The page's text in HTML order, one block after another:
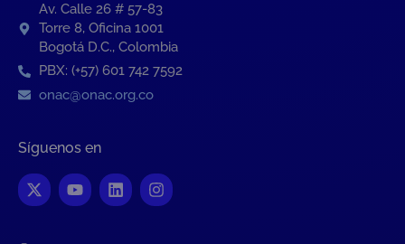
Av. Calle 26 # 57-83
Torre 8, Oficina 1001
Bogotá D.C., Colombia
PBX: (+57) 601 742 7592
onac@onac.org.co
Síguenos en